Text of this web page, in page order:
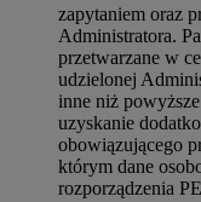
zapytaniem oraz
Administratora.
przetwarzane w
udzielonej
inne niż
uzyskanie
obowiązującego
którym dane
rozporządzenia